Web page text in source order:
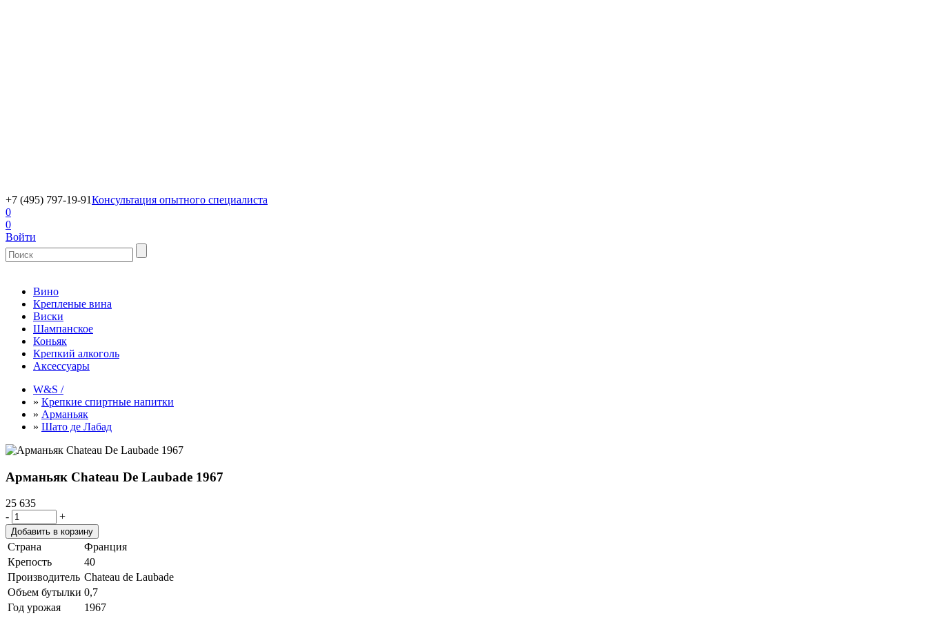
+7 (495) 797-19-91Консультация опытного специалиста
0
0
Войти
Вино
Крепленые вина
Виски
Шампанское
Коньяк
Крепкий алкоголь
Аксессуары
W&S /
» Крепкие спиртные напитки
» Арманьяк
» Шато де Лабад
Арманьяк Chateau De Laubade 1967
25 635
-
+
Страна
Франция
Крепость
40
Производитель Chateau de Laubade
Объем бутылки 0,7
Год урожая
1967